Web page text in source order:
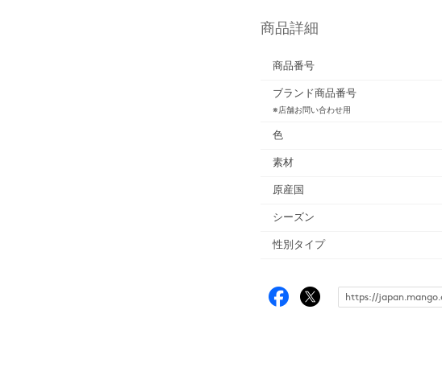
商品詳細
商品番号
ブランド商品番号
※店舗お問い合わせ用
色
素材
原産国
シーズン
性別タイプ